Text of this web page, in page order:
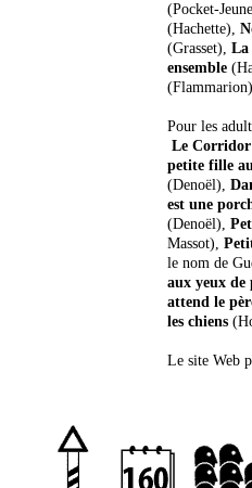
(Pocket-
(Hachette),
(Grasset), La
ensemble
Pour les
Le Corridor
petite fille
(Denoël),
est une
(Denoël),
Massot),
le nom de
aux yeux de
attend le
les chiens
Le site Web